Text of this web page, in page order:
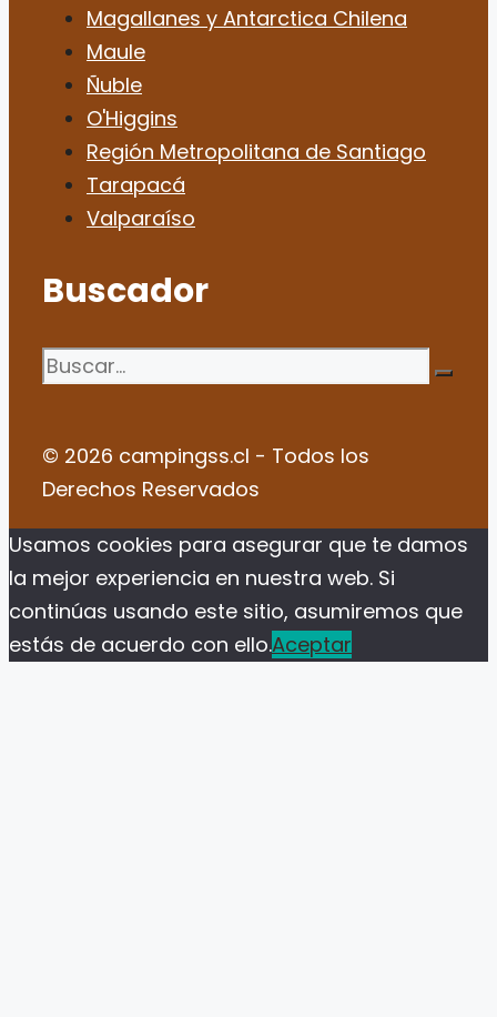
Magallanes y Antarctica Chilena
Maule
Ñuble
O'Higgins
Región Metropolitana de Santiago
Tarapacá
Valparaíso
Buscador
Buscar:
© 2026 campingss.cl - Todos los
Derechos Reservados
Usamos cookies para asegurar que te damos
la mejor experiencia en nuestra web. Si
continúas usando este sitio, asumiremos que
estás de acuerdo con ello.Aceptar